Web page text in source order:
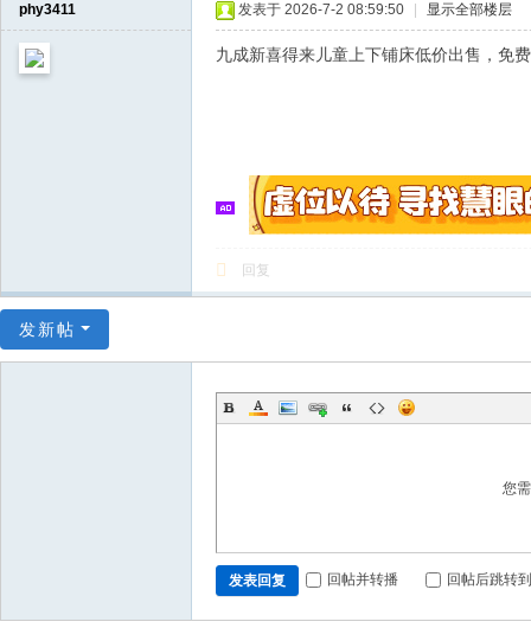
phy3411 发表于 2026-7-2 08:59:50 显示全部楼层
九成新喜得来儿童上下铺床低价出售，免
回复
发新帖
您
发表回复 回帖并转播 回帖后跳转